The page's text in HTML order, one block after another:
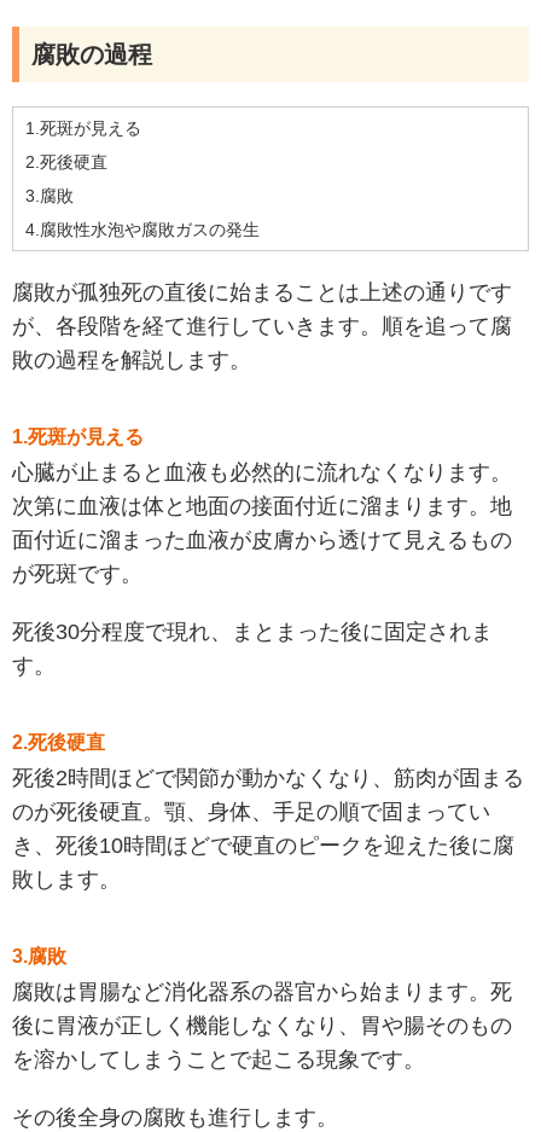
腐敗の過程
1.死斑が見える
2.死後硬直
3.腐敗
4.腐敗性水泡や腐敗ガスの発生
腐敗が孤独死の直後に始まることは上述の通りです
が、各段階を経て進行していきます。順を追って腐
敗の過程を解説します。
1.死斑が見える
心臓が止まると血液も必然的に流れなくなります。
次第に血液は体と地面の接面付近に溜まります。地
面付近に溜まった血液が皮膚から透けて見えるもの
が死斑です。
死後30分程度で現れ、まとまった後に固定されま
す。
2.死後硬直
死後2時間ほどで関節が動かなくなり、筋肉が固まる
のが死後硬直。顎、身体、手足の順で固まってい
き、死後10時間ほどで硬直のピークを迎えた後に腐
敗します。
3.腐敗
腐敗は胃腸など消化器系の器官から始まります。死
後に胃液が正しく機能しなくなり、胃や腸そのもの
を溶かしてしまうことで起こる現象です。
その後全身の腐敗も進行します。